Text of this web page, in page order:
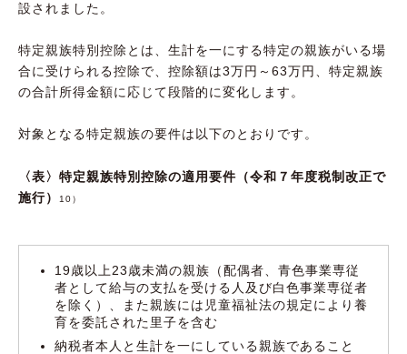
設されました。
特定親族特別控除とは、生計を一にする特定の親族がいる場
合に受けられる控除で、控除額は3万円～63万円、特定親族
の合計所得金額に応じて段階的に変化します。
対象となる特定親族の要件は以下のとおりです。
〈表〉特定親族特別控除の適用要件（令和７年度税制改正で
施行）
10）
19歳以上23歳未満の親族（配偶者、青色事業専従
者として給与の支払を受ける人及び白色事業専従者
を除く）、また親族には児童福祉法の規定により養
育を委託された里子を含む
納税者本人と生計を一にしている親族であること